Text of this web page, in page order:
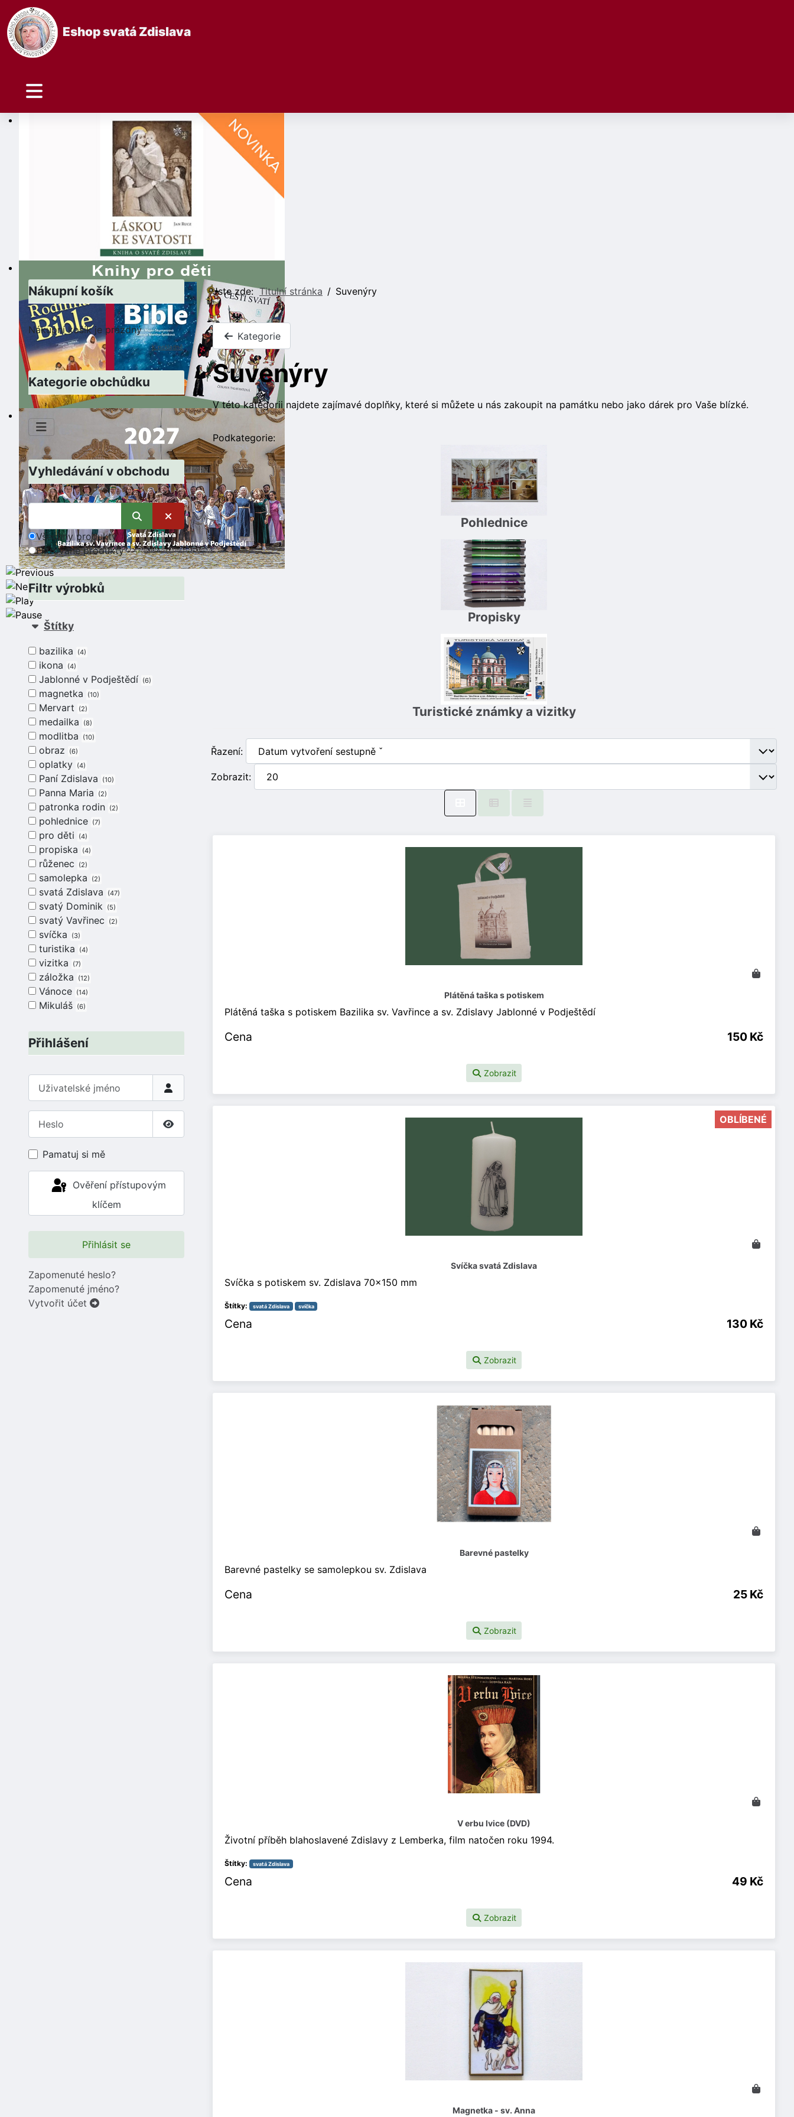
Eshop svatá Zdislava
Nákupní košík
Nákupní košík je prázdný
K pokladně
Kategorie obchůdku
Vyhledávání v obchodu
Všechny produkty
Filtrované produkty
Filtr výrobků
Štítky
bazilika 4
ikona 4
Jablonné v Podještědí 6
magnetka 10
Mervart 2
medailka 8
modlitba 10
obraz 6
oplatky 4
Paní Zdislava 10
Panna Maria 2
patronka rodin 2
pohlednice 7
pro děti 4
propiska 4
růženec 2
samolepka 2
svatá Zdislava 47
svatý Dominik 5
svatý Vavřinec 2
svíčka 3
turistika 4
vizitka 7
záložka 12
Vánoce 14
Mikuláš 6
Přihlášení
Uživatelské jméno
Zobrazit heslo
Pamatuj si mě
klíčem
Přihlásit se
Zapomenuté heslo?
Zapomenuté jméno?
Vytvořit účet
Jste zde:Titulní stránka Suvenýry
Kategorie
Suvenýry
V této kategorii najdete zajímavé doplňky, které si můžete u nás zakoupit na památku nebo jako dárek pro Vaše blízké.
Podkategorie:
Pohlednice
Propisky
Turistické známky a vizitky
Řazení:
Zobrazit:
Plátěná taška s potiskem
Plátěná taška s potiskem Bazilika sv. Vavřince a sv. Zdislavy Jablonné v Podještědí
Cena 150 Kč
Zobrazit
OBLÍBENÉ
Svíčka svatá Zdislava
Svíčka s potiskem sv. Zdislava 70x150 mm
Štítky: svatá Zdislava svíčka
Cena 130 Kč
Zobrazit
Barevné pastelky
Barevné pastelky se samolepkou sv. Zdislava
Cena 25 Kč
Zobrazit
V erbu lvice (DVD)
Životní příběh blahoslavené Zdislavy z Lemberka, film natočen roku 1994.
Štítky: svatá Zdislava
Cena 49 Kč
Zobrazit
Magnetka - sv. Anna